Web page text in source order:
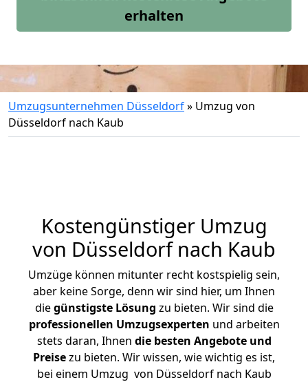
erhalten
Umzugsunternehmen Düsseldorf» Umzug von
Düsseldorf nach Kaub
Kostengünstiger Umzug
von Düsseldorf nach Kaub
Umzüge können mitunter recht kostspielig sein,
aber keine Sorge, denn wir sind hier, um Ihnen
diegünstigste Lösung zu bieten. Wir sind die
professionellen Umzugsexperten und arbeiten
stets daran, Ihnen die besten Angebote und
Preisezu bieten. Wir wissen, wie wichtig es ist,
bei einem Umzug von Düsseldorf nach Kaub